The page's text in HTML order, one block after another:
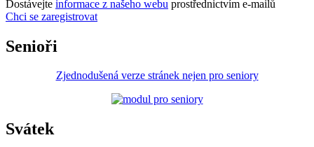
Dostávejte informace z našeho webu prostřednictvím e-mailů
Chci se zaregistrovat
Senioři
Zjednodušená verze stránek nejen pro seniory
Svátek